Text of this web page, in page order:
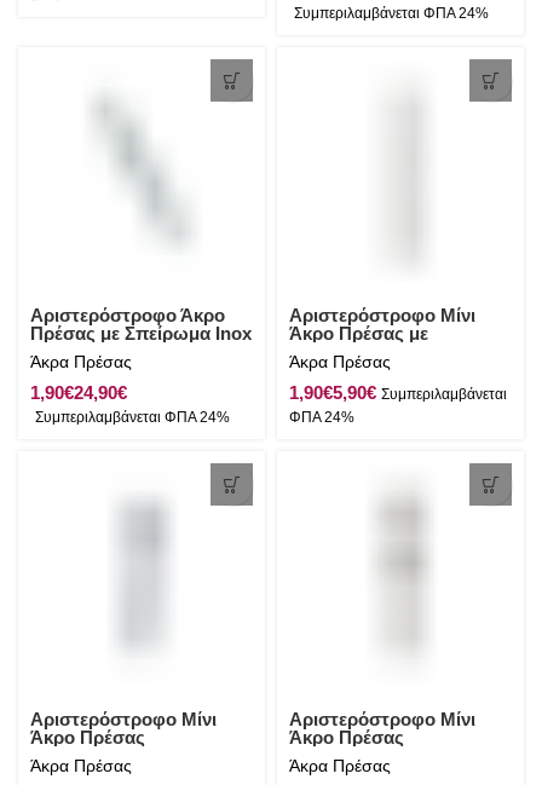
Αριστερόστροφο Άκρο
Πρέσας με Σπείρωμα Inox
AISI 316
Άκρα Πρέσας
€ €
Αριστερόστροφο Μίνι
Άκρο Πρέσας με
Σπείρωμα Inox AISI 316
Άκρα Πρέσας
€ €
Αριστερόστροφο Μίνι
Άκρο Πρέσας
Συρματόσχοινου Inox AISI
316
Άκρα Πρέσας
Αριστερόστροφο Μίνι
Άκρο Πρέσας
Συρματόσχοινου Θηλιά
Inox AISI 316
Άκρα Πρέσας